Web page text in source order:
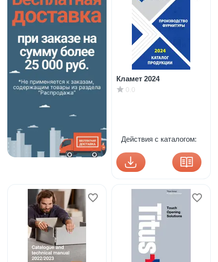
Кламет 2024
0.0
Действия с каталогом: